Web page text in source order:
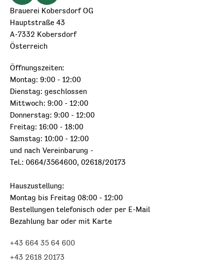
Brauerei Kobersdorf OG
Hauptstraße 43
A-7332 Kobersdorf
Österreich
Öffnungszeiten:
Montag: 9:00 - 12:00
Dienstag: geschlossen
Mittwoch: 9:00 - 12:00
Donnerstag: 9:00 - 12:00
Freitag: 16:00 - 18:00
Samstag: 10:00 - 12:00
und nach Vereinbarung -
Tel.: 0664/3564600, 02618/20173
Hauszustellung:
Montag bis Freitag 08:00 - 12:00
Bestellungen telefonisch oder per E-Mail
Bezahlung bar oder mit Karte
+43 664 35 64 600
+43 2618 20173